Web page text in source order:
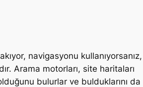
navigasyonu kullanıyorsanız,
Arama motorları, site haritaları
bulurlar ve bulduklarını da